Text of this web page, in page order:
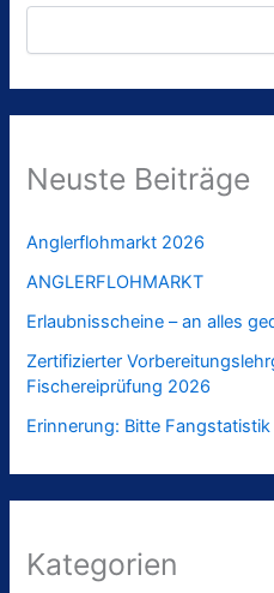
Neuste Beiträge
Anglerflohmarkt 2026
ANGLERFLOHMARKT
Erlaubnisscheine – an alles
Zertifizierter
Fischereiprüfung 2026
Erinnerung: Bitte
Kategorien